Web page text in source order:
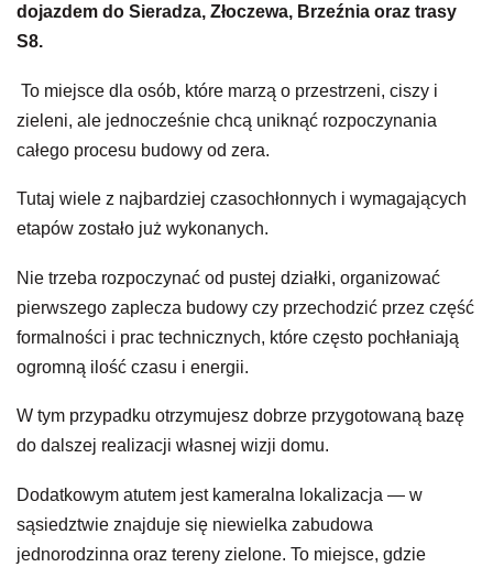
dojazdem do Sieradza, Złoczewa, Brzeźnia oraz trasy
S8.
To miejsce dla osób, które marzą o przestrzeni, ciszy i
zieleni, ale jednocześnie chcą uniknąć rozpoczynania
całego procesu budowy od zera.
Tutaj wiele z najbardziej czasochłonnych i wymagających
etapów zostało już wykonanych.
Nie trzeba rozpoczynać od pustej działki, organizować
pierwszego zaplecza budowy czy przechodzić przez część
formalności i prac technicznych, które często pochłaniają
ogromną ilość czasu i energii.
W tym przypadku otrzymujesz dobrze przygotowaną bazę
do dalszej realizacji własnej wizji domu.
Dodatkowym atutem jest kameralna lokalizacja — w
sąsiedztwie znajduje się niewielka zabudowa
jednorodzinna oraz tereny zielone. To miejsce, gdzie